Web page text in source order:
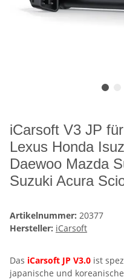
iCarsoft V3 JP
Lexus Honda
Daewoo Mazda
Suzuki Acura
Artikelnummer: 20377
Hersteller: iCarsoft
Das iCarsoft JP V3.0 ist
japanische und